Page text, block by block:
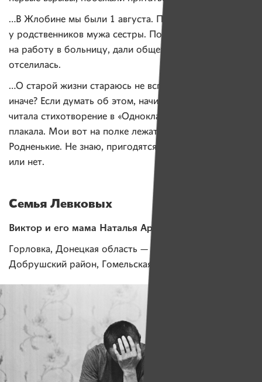
…В Жлобине мы были 1 августа. Поначалу жили
у родственников мужа сестры. Потом я устроилась
на работу в больницу, дали общежитие, и я с детьми
отселилась.
…О старой жизни стараюсь не вспоминать. А как
иначе? Если думать об этом, начинаются слезы. Как-то
читала стихотворение в «Одноклассниках» про ключи,
плакала. Мои вот на полке лежат. Целых две связки.
Родненькие. Не знаю, пригодятся еще когда-нибудь
или нет.
Семья Левковых
Виктор и его мама Наталья Аркадьевна
Горловка, Донецкая область — Деревня Жгунь,
Добрушский район, Гомельская область.